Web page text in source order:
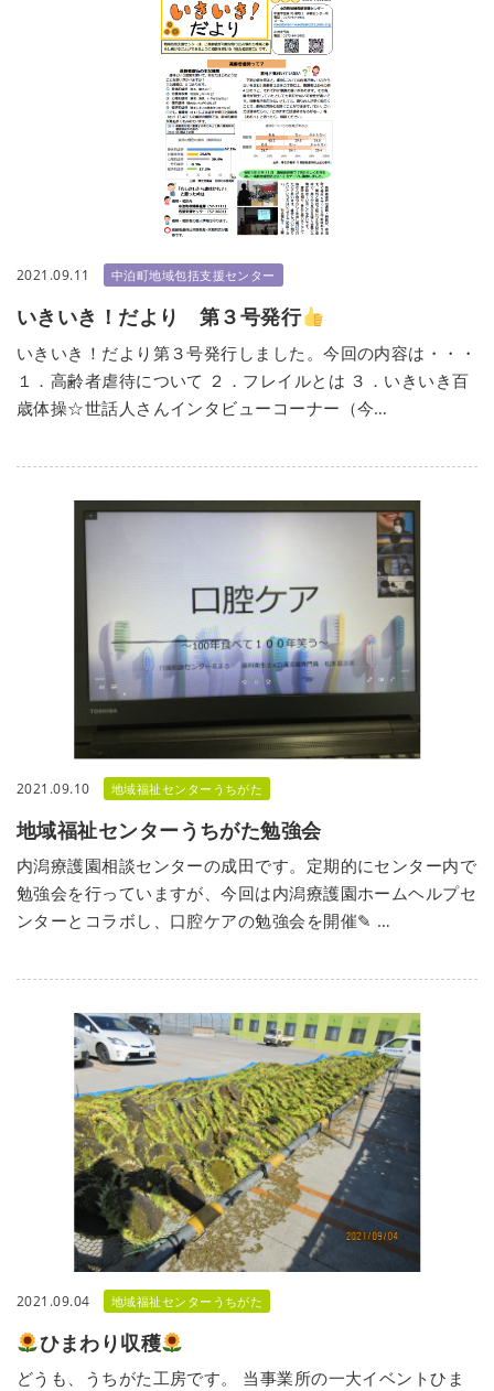
2021.09.11 中泊町地域包括支援センター
いきいき！だより 第３号発行
いきいき！だより第３号発行しました。今回の内容は・・・
１．高齢者虐待について ２．フレイルとは ３．いきいき百
歳体操☆世話人さんインタビューコーナー（今…
2021.09.10 地域福祉センターうちがた
地域福祉センターうちがた勉強会
内潟療護園相談センターの成田です。定期的にセンター内で
勉強会を行っていますが、今回は内潟療護園ホームヘルプセ
ンターとコラボし、口腔ケアの勉強会を開催✎ …
2021.09.04 地域福祉センターうちがた
ひまわり収穫
どうも、うちがた工房です。 当事業所の一大イベントひま